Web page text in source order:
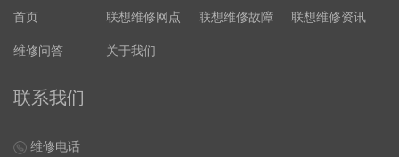
首页 联想维修网点 联想维修故障 联想维修资讯
维修问答 关于我们
联系我们
维修电话